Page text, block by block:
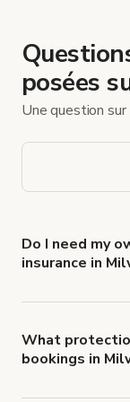
posées
Une question
Do I need my
insurance in
insurance with
$1,000,000.
What
bookings in